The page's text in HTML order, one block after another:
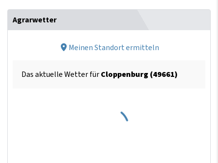
Agrarwetter
Meinen Standort ermitteln
Das aktuelle Wetter fürCloppenburg (49661)